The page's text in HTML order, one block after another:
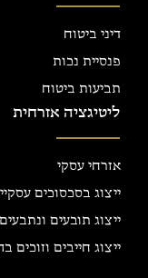
דיני ביטוח
פנסיית נכות
תביעות ביטוח
ליטיגציה אזרחית
אזרחי עסקי
ייצוג בסכסוכים
ייצוג תובעים
ייצוג חייבים וזוכים